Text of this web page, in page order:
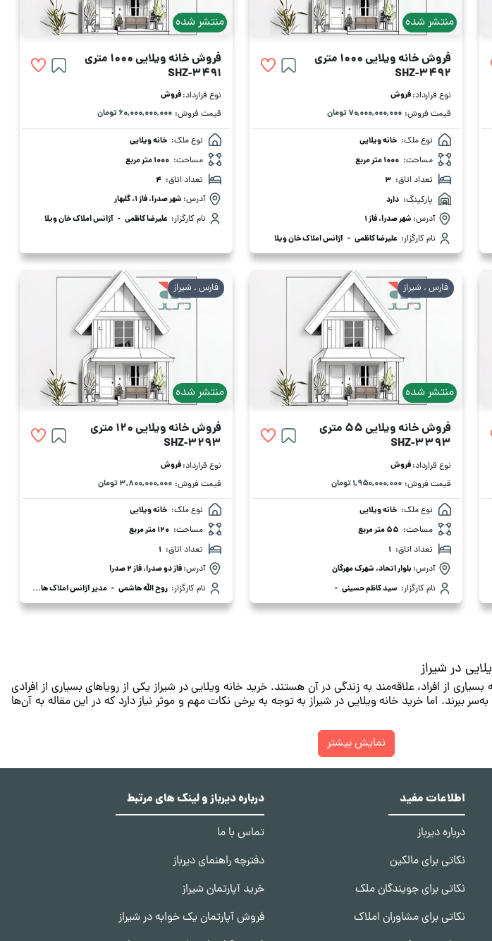
منتشر شده
فروش خانه ویلایی 1000 متری
SHZ-3492
نوع قرارداد:فروش
قیمت فروش: ۷۰,۰۰۰,۰۰۰,۰۰۰ تومان
نوع ملک: خانه ویلایی
مساحت: 1000 متر مربع
تعداد اتاق: 3
پارکینگ: دارد
آدرس: شهر صدرا، فاز 1
نام کارگزار: علیرضا کاظمی - آژانس املاک خان ویلا
منتشر شده
فروش خانه ویلایی 1000 متری
SHZ-3491
نوع قرارداد:فروش
قیمت فروش: ۶۰,۰۰۰,۰۰۰,۰۰۰ تومان
نوع ملک: خانه ویلایی
مساحت: 1000 متر مربع
تعداد اتاق: 4
آدرس: شهر صدرا، فاز 1، گلبهار
نام کارگزار: علیرضا کاظمی - آژانس املاک خان ویلا
منتشر شده
فارس . شیراز
فروش خانه ویلایی 55 متری
SHZ-3393
نوع قرارداد:فروش
قیمت فروش: ۱,۹۵۰,۰۰۰,۰۰۰ تومان
نوع ملک: خانه ویلایی
مساحت: 55 متر مربع
تعداد اتاق: 1
آدرس:بلوار اتحاد، شهرک مهرگان
نام کارگزار: سید کاظم حسینی -
منتشر شده
فارس . شیراز
فروش خانه ویلایی 120 متری
SHZ-3293
نوع قرارداد:فروش
قیمت فروش: ۳,۸۰۰,۰۰۰,۰۰۰ تومان
نوع ملک: خانه ویلایی
مساحت: 120 متر مربع
تعداد اتاق: 1
آدرس:فاز دو صدرا، فاز 2 صدرا
نام کارگزار: روح الله هاشمی - مدیر آژانس املاک هاشمی
در شیراز
شما در منطقه‌ای گرم و خشک قرار دارد، باید دارای سیستم سرمایشی کارآمد و کم‌مصرف باشد.
اطلاعات مفید
درباره دیرباز
نکاتی برای مالکین
نکاتی برای جویندگان ملک
نکاتی برای مشاوران املاک
درباره دیرباز و لینک های مرتبط
تماس با ما
دفترچه راهنمای دیرباز
خرید آپارتمان شیراز
فروش آپارتمان یک خوابه در شیراز